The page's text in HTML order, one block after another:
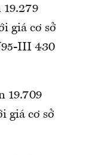
giá cơ sở
III 430
19.709
giá cơ sở